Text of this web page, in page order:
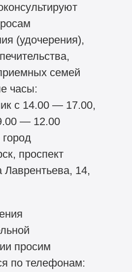
(удочерения),
семей
часы:
с 14.00 — 17.00,
— 12.00
проспект
Лаврентьева, 14,
просим
по телефонам: